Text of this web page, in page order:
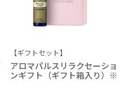
【ギフトセット】
アロマパルスリラクセーショ
ンギフト（ギフト箱入り）※